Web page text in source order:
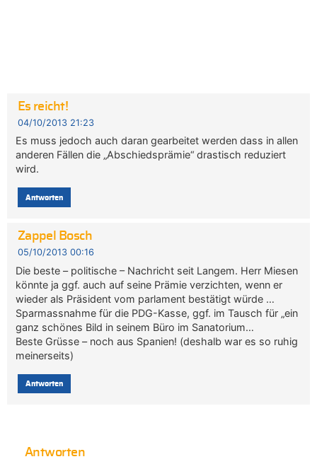
Es reicht!
04/10/2013 21:23
Es muss jedoch auch daran gearbeitet werden dass in allen
anderen Fällen die „Abschiedsprämie“ drastisch reduziert
wird.
Antworten
Zappel Bosch
05/10/2013 00:16
Die beste – politische – Nachricht seit Langem. Herr Miesen
könnte ja ggf. auch auf seine Prämie verzichten, wenn er
wieder als Präsident vom parlament bestätigt würde …
Sparmassnahme für die PDG-Kasse, ggf. im Tausch für „ein
ganz schönes Bild in seinem Büro im Sanatorium…
Beste Grüsse – noch aus Spanien! (deshalb war es so ruhig
meinerseits)
Antworten
Antworten